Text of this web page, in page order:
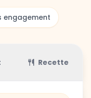
engagement
Recette